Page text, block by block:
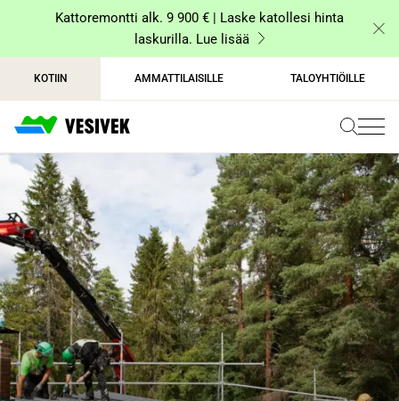
sisältöönKattoremontti alk. 9 900 € | Laske katollesi hinta
laskurilla. Lue lisää
KOTIIN AMMATTILAISILLE TALOYHTIÖILLE